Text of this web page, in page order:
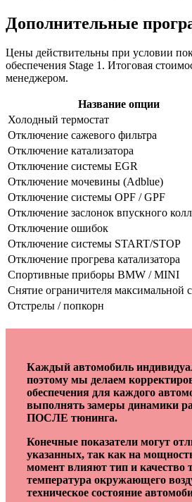
Дополнительные
Цены действительны при условии
обеспечения Stage 1. Итоговая
менеджером.
Название опции
Холодный термостат
Отключение сажевого фильтра
Отключение катализатора
Отключение системы EGR
Отключение мочевины (Adblue)
Отключение системы OPF / GPF
Отключение заслонок впускного
Отключение ошибок
Отключение системы START/STOP
Отключение прогрева катализатора
Спортивные приборы BMW / MINI
Снятие ограничителя максимальной
Отстрелы / попкорн
Каждый автомобиль
поэтому мы делаем
обеспечения для каждого
выполнять замеры динамики
ПОСЛЕ тюнинга.
Конечные показатели могут
указанных, так как на
момент влияют тип и качество
температура окружающего
техническое состояние